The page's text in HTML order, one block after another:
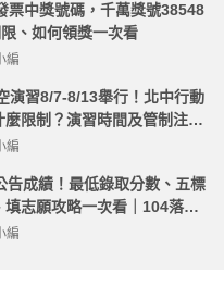
票中獎號碼，千萬獎號38548
、如何領獎一次看
編
演習8/7-8/13舉行！北中行動
限制？演習時間及管制注意
編
告成績！最低錄取分數、五標
志願攻略一次看｜104落點
編